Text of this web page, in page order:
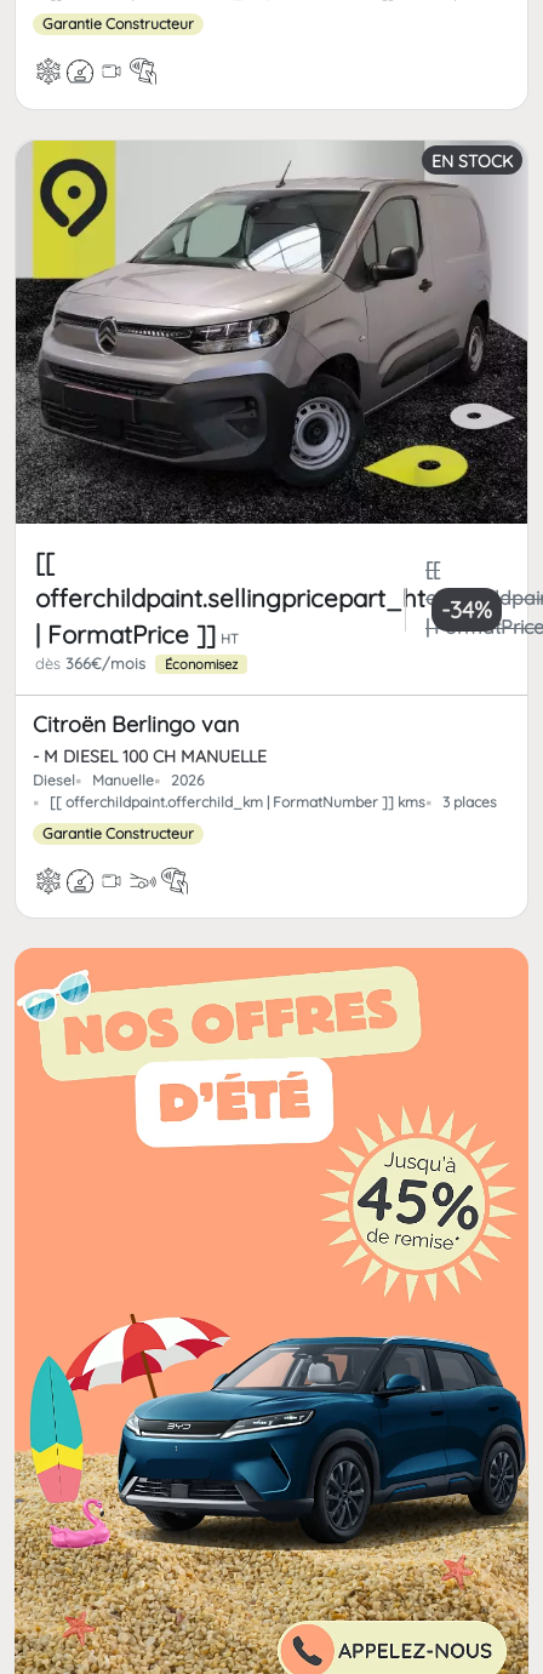
Garantie Constructeur
EN STOCK
[[
offerchildpaint.sellingpricepart_ht
| FormatPrice ]] HT
[[
|
dès 366€/mois Économisez
-34%
Citroën Berlingo van
- M DIESEL 100 CH MANUELLE
Diesel Manuelle
2026
[[ offerchildpaint.offerchild_km | FormatNumber ]] kms
3 places
Garantie Constructeur